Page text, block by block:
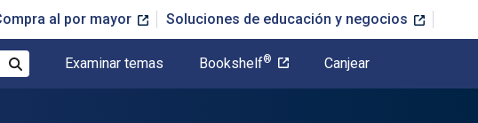
al por mayor Soluciones de educación y negocios
Examinar temas Bookshelf® Canjear